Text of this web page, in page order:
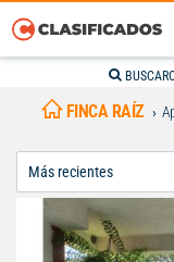
BUSCAR
FINCA RAÍZ